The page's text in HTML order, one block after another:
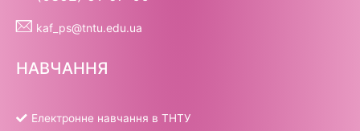
kaf_ps@tntu.edu.ua
НАВЧАННЯ
Електронне навчання в ТНТУ